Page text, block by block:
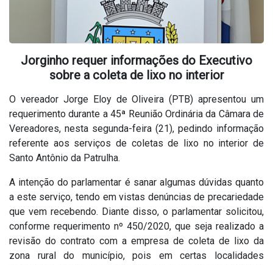
Jorginho requer informações do Executivo
sobre a coleta de lixo no interior
O vereador Jorge Eloy de Oliveira (PTB) apresentou um
requerimento durante a 45ª Reunião Ordinária da Câmara de
Vereadores, nesta segunda-feira (21), pedindo informação
referente aos serviços de coletas de lixo no interior de
Santo Antônio da Patrulha.
A intenção do parlamentar é sanar algumas dúvidas quanto
a este serviço, tendo em vistas denúncias de precariedade
que vem recebendo. Diante disso, o parlamentar solicitou,
conforme requerimento nº 450/2020, que seja realizado a
revisão do contrato com a empresa de coleta de lixo da
zona rural do município, pois em certas localidades